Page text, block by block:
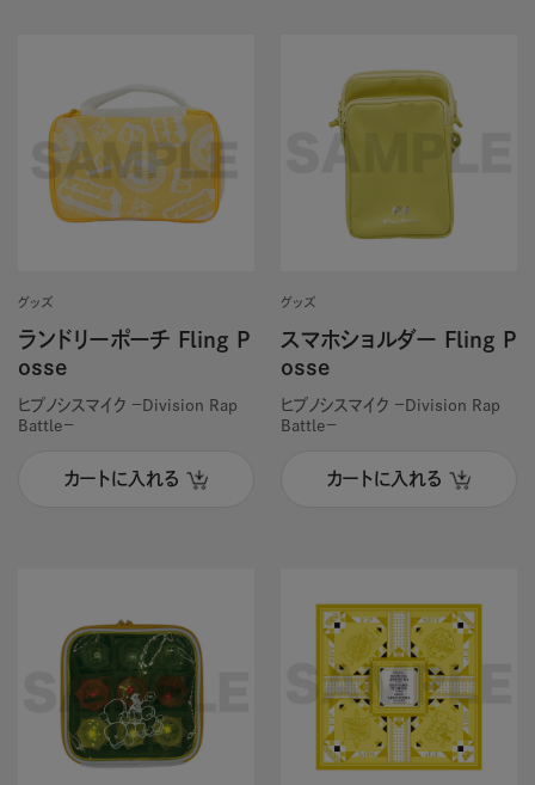
グッズ
ランドリーポーチ Fling P
osse
ヒプノシスマイク －Division Rap
Battle－
カートに入れる
グッズ
スマホショルダー Fling P
osse
ヒプノシスマイク －Division Rap
Battle－
カートに入れる